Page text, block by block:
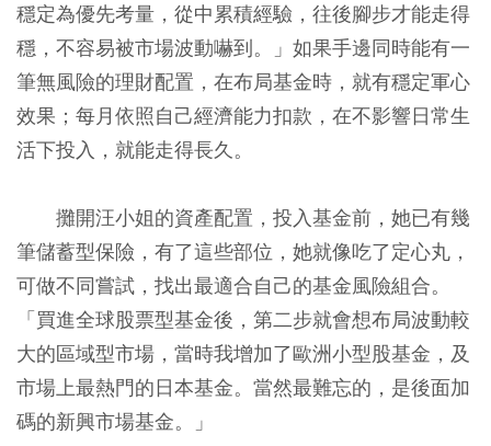
穩定為優先考量，從中累積經驗，往後腳步才能走得
穩，不容易被市場波動嚇到。」如果手邊同時能有一
筆無風險的理財配置，在布局基金時，就有穩定軍心
效果；每月依照自己經濟能力扣款，在不影響日常生
活下投入，就能走得長久。
攤開汪小姐的資產配置，投入基金前，她已有幾
筆儲蓄型保險，有了這些部位，她就像吃了定心丸，
可做不同嘗試，找出最適合自己的基金風險組合。
「買進全球股票型基金後，第二步就會想布局波動較
大的區域型市場，當時我增加了歐洲小型股基金，及
市場上最熱門的日本基金。當然最難忘的，是後面加
碼的新興市場基金。」